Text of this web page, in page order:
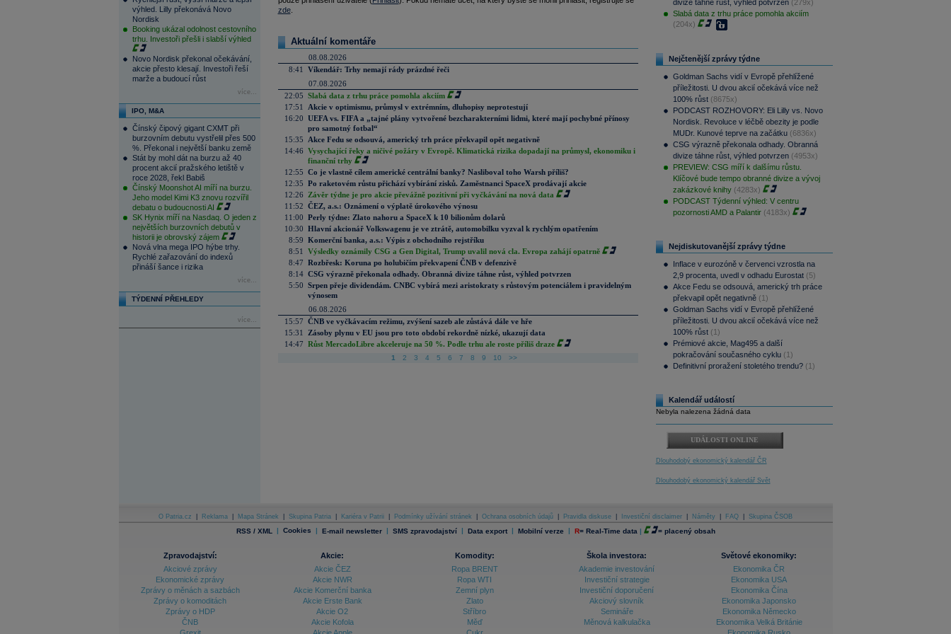
výhled. Lilly překonává Novo
Nordisk
Booking ukázal odolnost cestovního
trhu. Investoři přešli i slabší výhled
Novo Nordisk překonal očekávání,
akcie přesto klesají. Investoři řeší
marže a budoucí růst
více...
IPO, M&A
Čínský čipový gigant CXMT při
burzovním debutu vystřelil přes 500
%. Překonal i největší banku země
Stát by mohl dát na burzu až 40
procent akcií pražského letiště v
roce 2028, řekl Babiš
Čínský Moonshot AI míří na burzu.
Jeho model Kimi K3 znovu rozvířil
debatu o budoucnosti AI
SK Hynix míří na Nasdaq. O jeden z
největších burzovních debutů v
historii je obrovský zájem
Nová vlna mega IPO hýbe trhy.
Rychlé zařazování do indexů
přináší šance i rizika
více...
TÝDENNÍ PŘEHLEDY
více...
zde.
Aktuální komentáře
08.08.2026
8:41
Víkendář: Trhy nemají rády prázdné řeči
07.08.2026
22:05 Slabá data z trhu práce pomohla akciím
17:51
Akcie v optimismu, průmysl v extrémním, dluhopisy neprotestují
16:20 UEFA vs. FIFA a „tajné plány vytvořené bezcharakterními lidmi, které mají pochybné přínosy
pro samotný fotbal“
15:35
Akce Fedu se odsouvá, americký trh práce překvapil opět negativně
14:46 Vysychající řeky a ničivé požáry v Evropě. Klimatická rizika dopadají na průmysl, ekonomiku i
finanční trhy
12:55 Co je vlastně cílem americké centrální banky? Nasliboval toho Warsh příliš?
12:35 Po raketovém růstu přichází vybírání zisků. Zaměstnanci SpaceX prodávají akcie
12:26
Závěr týdne je pro akcie převážně pozitivní při vyčkávání na nová data
11:52 ČEZ, a.s.: Oznámení o výplatě úrokového výnosu
11:00 Perly týdne: Zlato nahoru a SpaceX k 10 bilionům dolarů
10:30 Hlavní akcionář Volkswagenu je ve ztrátě, automobilku vyzval k rychlým opatřením
8:59 Komerční banka, a.s.: Výpis z obchodního rejstříku
8:51
Výsledky oznámily CSG a Gen Digital, Trump uvalil nová cla. Evropa zahájí opatrně
8:47 Rozbřesk: Koruna po holubičím překvapení ČNB v defenzivě
8:14 CSG výrazně překonala odhady. Obranná divize táhne růst, výhled potvrzen
5:50 Srpen přeje dividendám. CNBC vybírá mezi aristokraty s růstovým potenciálem i pravidelným
výnosem
06.08.2026
15:57 ČNB ve vyčkávacím režimu, zvýšení sazeb ale zůstává dále ve hře
15:31
Zásoby plynu v EU jsou pro toto období rekordně nízké, ukazují data
14:47 Růst MercadoLibre akceleruje na 50 %. Podle trhu ale roste příliš draze
1 2 3 4 5 6 7 8 9 10 >>
divize táhne růst, výhled potvrzen (279x)
Slabá data z trhu práce pomohla akciím
(204x)
Nejčtenější zprávy týdne
Goldman Sachs vidí v Evropě přehlížené
příležitosti. U dvou akcií očekává více než
100% růst (8675x)
PODCAST ROZHOVORY: Eli Lilly vs. Novo
Nordisk. Revoluce v léčbě obezity je podle
MUDr. Kunové teprve na začátku (6836x)
CSG výrazně překonala odhady. Obranná
divize táhne růst, výhled potvrzen (4953x)
PREVIEW: CSG míří k dalšímu růstu.
Klíčové bude tempo obranné divize a vývoj
zakázkové knihy (4283x)
PODCAST Týdenní výhled: V centru
pozornosti AMD a Palantir (4183x)
Nejdiskutovanější zprávy týdne
Inflace v eurozóně v červenci vzrostla na
2,9 procenta, uvedl v odhadu Eurostat (5)
Akce Fedu se odsouvá, americký trh práce
překvapil opět negativně (1)
Goldman Sachs vidí v Evropě přehlížené
příležitosti. U dvou akcií očekává více než
100% růst (1)
Prémiové akcie, Mag495 a další
pokračování současného cyklu (1)
Definitivní proražení stoletého trendu? (1)
Kalendář událostí
Nebyla nalezena žádná data
UDÁLOSTI ONLINE
Dlouhodobý ekonomický kalendář ČR
Dlouhodobý ekonomický kalendář Svět
O Patria.cz Reklama Mapa Stránek Skupina Patria Kariéra v Patrii Podmínky užívání stránek Ochrana osobních údajů Pravidla diskuse Investiční disclaimer Náměty FAQ Skupina ČSOB
RSS / XML | Cookies | E-mail newsletter | SMS zpravodajství | Data export | Mobilní verze | R= Real-Time data | = placený obsah
Zpravodajství:
Akciové zprávy
Ekonomické zprávy
Zprávy o měnách a sazbách
Zprávy o komoditách
Zprávy o HDP
ČNB
Akcie:
Akcie ČEZ
Akcie NWR
Akcie Komerční banka
Akcie Erste Bank
Akcie O2
Akcie Kofola
Komodity:
Ropa BRENT
Ropa WTI
Zemní plyn
Zlato
Stříbro
Měď
Škola investora:
Akademie investování
Investiční strategie
Investiční doporučení
Akciový slovník
Semináře
Měnová kalkulačka
Světové ekonomiky:
Ekonomika ČR
Ekonomika USA
Ekonomika Čína
Ekonomika Japonsko
Ekonomika Německo
Ekonomika Velká Británie